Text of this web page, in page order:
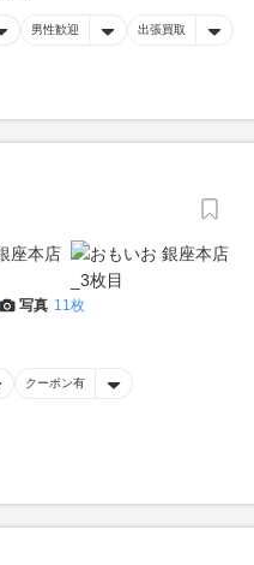
男性歓迎 出張買取
写真 11枚
クーポン有